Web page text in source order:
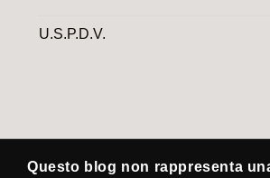
U.S.P.D.V.
Questo blog non rappresenta